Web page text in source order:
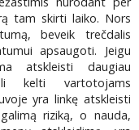
tam skirti laiko. Nors
beveik trečdalis
apsaugoti. Jeigu
atskleisti daugiau
vartotojams
yra linkę atskleisti
riziką, o nauda,